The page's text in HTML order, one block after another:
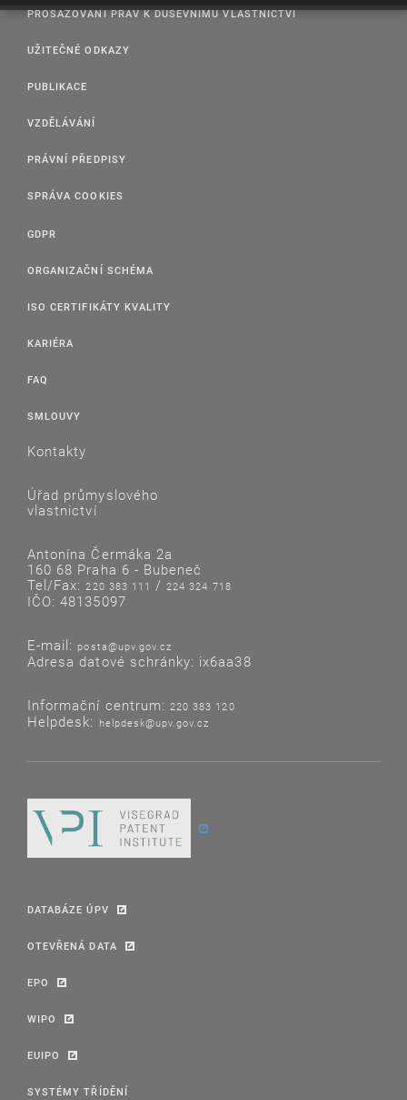
PROSAZOVÁNÍ PRÁV K DUŠEVNÍMU VLASTNICTVÍ
UŽITEČNÉ ODKAZY
PUBLIKACE
VZDĚLÁVÁNÍ
PRÁVNÍ PŘEDPISY
SPRÁVA COOKIES
GDPR
ORGANIZAČNÍ SCHÉMA
ISO CERTIFIKÁTY KVALITY
KARIÉRA
FAQ
SMLOUVY
Kontakty
Úřad průmyslového
vlastnictví
Antonína Čermáka 2a
160 68 Praha 6 - Bubeneč
Tel/Fax:220 383 111 /224 324 718
IČO: 48135097
E-mail: posta@upv.gov.cz
Adresa datové schránky: ix6aa38
Informační centrum: 220 383 120
Helpdesk: helpdesk@upv.gov.cz
DATABÁZE ÚPV
OTEVŘENÁ DATA
EPO
WIPO
EUIPO
SYSTÉMY TŘÍDĚNÍ